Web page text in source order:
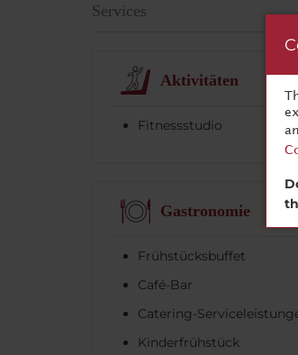
Services
Aktivitäten
Fitnessstudio
Gastronomie
Frühstücksbuffet
Café-Bar
Catering-
Kinderfrühstück